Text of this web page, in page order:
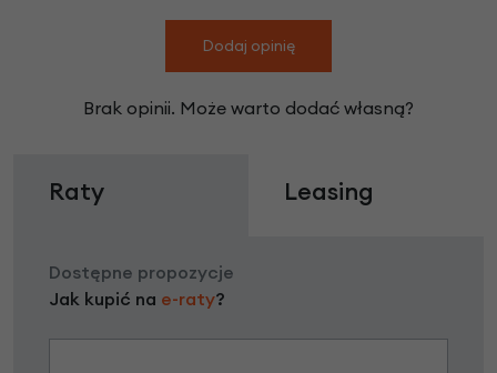
Dodaj opinię
Brak opinii. Może warto dodać własną?
Raty Leasing
Dostępne propozycje
Jak kupić na e-raty?